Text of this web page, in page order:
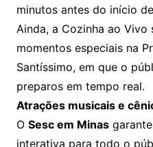
minutos antes do início
Ainda, a Cozinha ao Vivo
momentos especiais na
Santíssimo, em que o
preparos em tempo real.
Atrações musicais e
O Sesc em Minasgarante
interativa para todo o